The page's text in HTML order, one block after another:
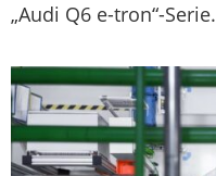
„Audi Q6 e-tron“-Serie.